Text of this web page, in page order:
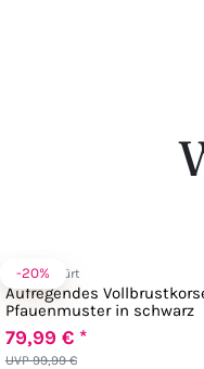
-20%
Zugeschnürt
Aufregendes
Pfauenmuster in schwarz
UVP 99,99 €
79,99 € *